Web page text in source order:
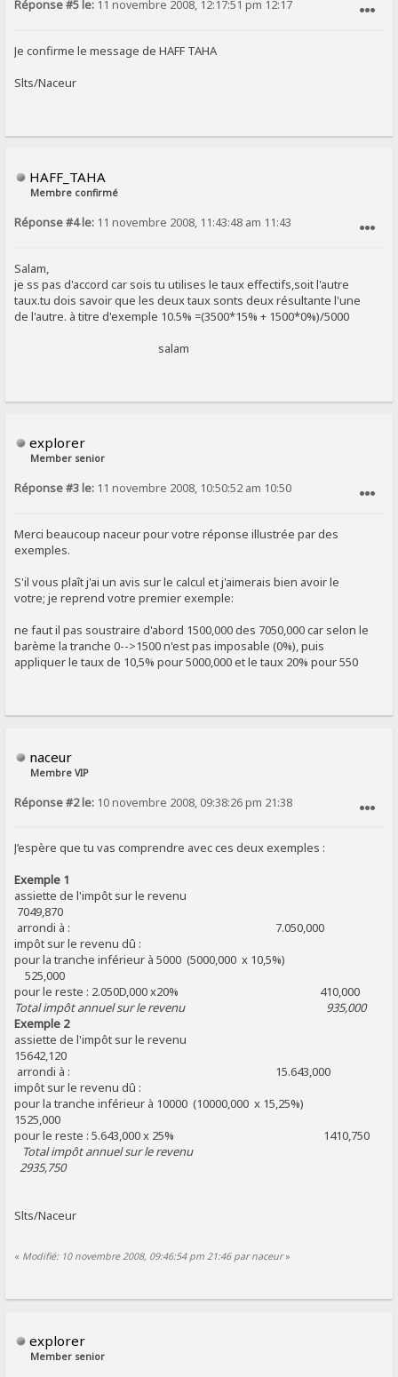
Réponse #5 le: 11 novembre 2008, 12:17:51 pm 12:17
Je confirme le message de HAFF TAHA
Slts/Naceur
HAFF_TAHA
Membre confirmé
Réponse #4 le: 11 novembre 2008, 11:43:48 am 11:43
Salam,
je ss pas d'accord car sois tu utilises le taux effectifs,soit l'autre
taux.tu dois savoir que les deux taux sonts deux résultante l'une
de l'autre. à titre d'exemple 10.5% =(3500*15% + 1500*0%)/5000
salam
explorer
Member senior
Réponse #3 le: 11 novembre 2008, 10:50:52 am 10:50
Merci beaucoup naceur pour votre réponse illustrée par des
exemples.
S'il vous plaît j'ai un avis sur le calcul et j'aimerais bien avoir le
votre; je reprend votre premier exemple:
ne faut il pas soustraire d'abord 1500,000 des 7050,000 car selon le
barème la tranche 0-->1500 n'est pas imposable (0%), puis
appliquer le taux de 10,5% pour 5000,000 et le taux 20% pour 550
naceur
Membre VIP
Réponse #2 le: 10 novembre 2008, 09:38:26 pm 21:38
J’espère que tu vas comprendre avec ces deux exemples :
Exemple 1
assiette de l'impôt sur le revenu
7049,870
arrondi à : 7.050,000
impôt sur le revenu dû :
pour la tranche inférieur à 5000 (5000,000 x 10,5%)
525,000
pour le reste : 2.050D,000 x20% 410,000
Total impôt annuel sur le revenu 935,000
Exemple 2
assiette de l'impôt sur le revenu
15642,120
arrondi à : 15.643,000
impôt sur le revenu dû :
pour la tranche inférieur à 10000 (10000,000 x 15,25%)
1525,000
pour le reste : 5.643,000 x 25% 1410,750
Total impôt annuel sur le revenu
2935,750
Slts/Naceur
« Modifié: 10 novembre 2008, 09:46:54 pm 21:46 par naceur»
explorer
Member senior